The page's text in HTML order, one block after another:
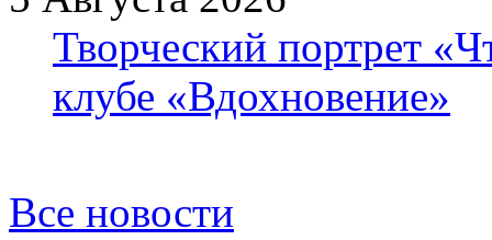
Творческий портрет
клубе «Вдохновение»
Все новости